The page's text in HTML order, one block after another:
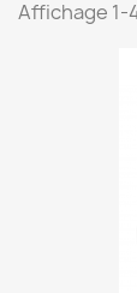
Affichage 1-